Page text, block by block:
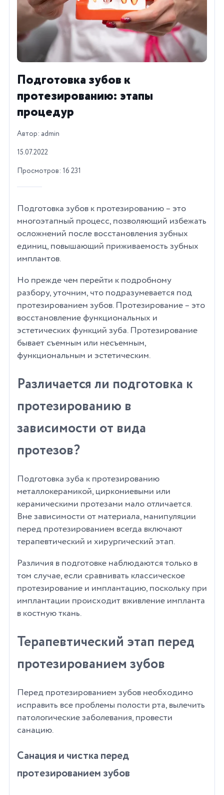
Подготовка зубов к
протезированию: этапы
процедур
Автор: admin
15.07.2022
Просмотров: 16 231
Подготовка зубов к протезированию – это
многоэтапный процесс, позволяющий избежать
осложнений после восстановления зубных
единиц, повышающий приживаемость зубных
имплантов.
Но прежде чем перейти к подробному
разбору, уточним, что подразумевается под
протезированием зубов. Протезирование – это
восстановление функциональных и
эстетических функций зуба. Протезирование
бывает съемным или несъемным,
функциональным и эстетическим.
Различается ли подготовка к
протезированию в
зависимости от вида
протезов?
Подготовка зуба к протезированию
металлокерамикой, циркониевыми или
керамическими протезами мало отличается.
Вне зависимости от материала, манипуляции
перед протезированием всегда включают
терапевтический и хирургический этап.
Различия в подготовке наблюдаются только в
том случае, если сравнивать классическое
протезирование и имплантацию, поскольку при
имплантации происходит вживление импланта
в костную ткань.
Терапевтический этап перед
протезированием зубов
Перед протезированием зубов необходимо
исправить все проблемы полости рта, вылечить
патологические заболевания, провести
санацию.
Санация и чистка перед
протезированием зубов